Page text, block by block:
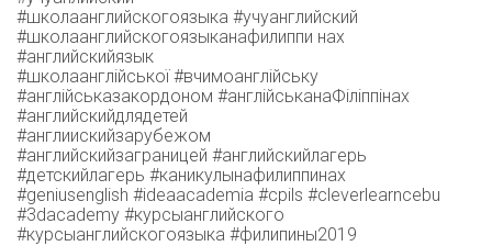
#школаанглийскогоязыка #учуанглийский
#школаанглийскогоязыканафилиппи нах
#английскийязык
#школаанглійської #вчимоанглійську
#англійськазакордоном #англійськанаФіліппінах
#английскийдлядетей
#англиискийзарубежом
#английскийзаграницей #английскийлагерь
#детскийлагерь #каникулынафилиппинах
#geniusenglish #ideaacademia #cpils #cleverlearncebu
#3dacademy #курсыанглийского
#курсыанглийскогоязыка #филипины2019